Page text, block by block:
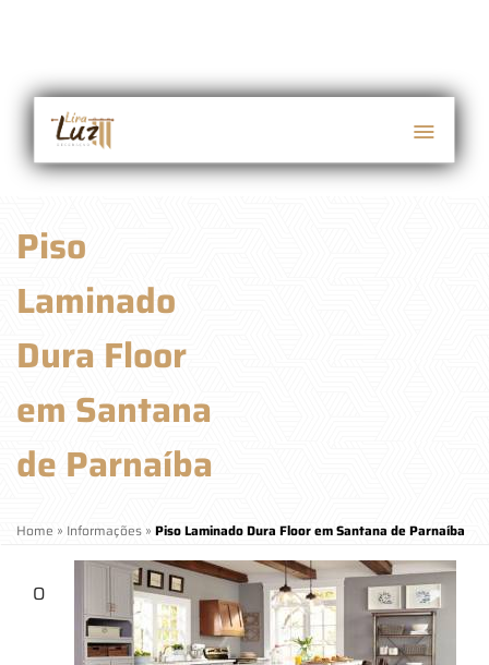
Piso
Laminado
Dura Floor
em Santana
de Parnaíba
Home » Informações » Piso Laminado Dura Floor em Santana de Parnaíba
O